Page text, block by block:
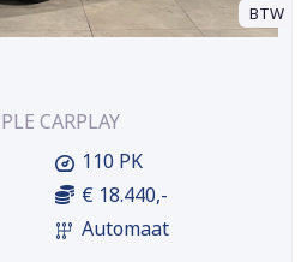
BTW
CARPLAY
110 PK
€ 18.440,-
Automaat